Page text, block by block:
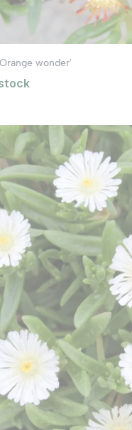
wonder'